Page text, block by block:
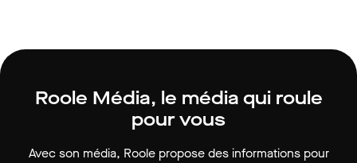
Roole Média, le média qui roule
pour vous
Avec son média, Roole propose des informations pour